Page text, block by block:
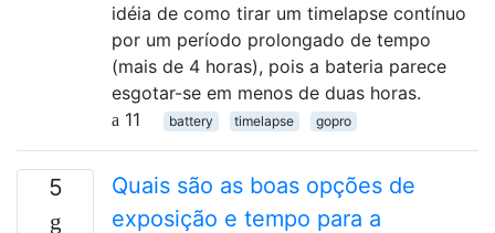
idéia de como tirar um timelapse contínuo
por um período prolongado de tempo
(mais de 4 horas), pois a bateria parece
esgotar-se em menos de duas horas.
11
battery timelapse gopro
5
Quais são as boas opções de
exposição e tempo para a